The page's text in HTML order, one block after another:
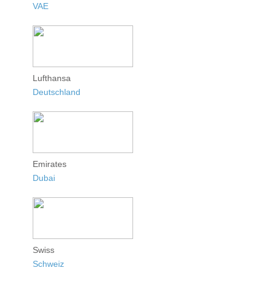
VAE
Lufthansa
Deutschland
Emirates
Dubai
Swiss
Schweiz